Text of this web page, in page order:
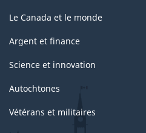
Le Canada et le monde
Argent et finance
Science et innovation
Autochtones
Vétérans et militaires